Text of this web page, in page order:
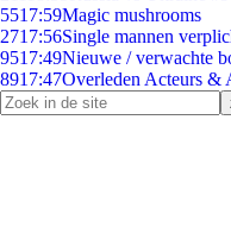
5517:59Magic mushrooms
2717:56Single mannen
9517:49Nieuwe / verwachte
8917:47Overleden Acteurs &